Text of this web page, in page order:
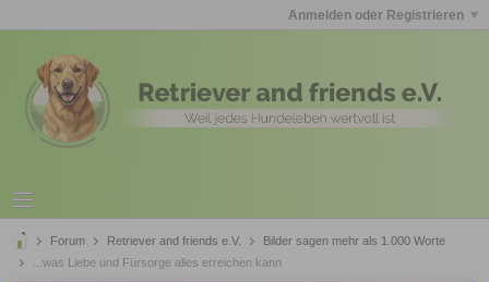
Anmelden oder Registrieren
Forum Retriever and friends e.V.
Bilder sagen mehr als 1.000 Worte
...was Liebe und Fürsorge alles erreichen kann